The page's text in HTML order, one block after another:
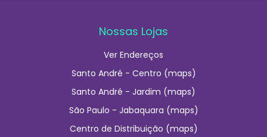
Nossas Lojas
Ver Endereços
Santo André - Centro (maps)
Santo André - Jardim (maps)
São Paulo - Jabaquara (maps)
Centro de Distribuição (maps)